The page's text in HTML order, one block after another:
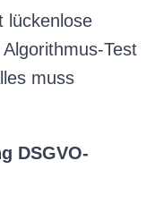
lückenlose
Test
muss
DSGVO-